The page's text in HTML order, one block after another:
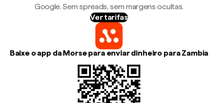
Google. Sem spreads, sem margens ocultas.
Ver tarifas
Baixe o app da Morse para enviar dinheiro para Zambia